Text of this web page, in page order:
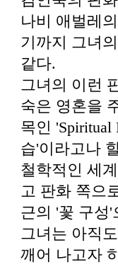
나비 애벌레
기까지 그녀
같다.
그녀의 이런
숙은 영혼을
목인
습'이라고나
철학적인 세
고 판화 쪽으
근의 '꽃 구성
그녀는 아직
깨어 나고자